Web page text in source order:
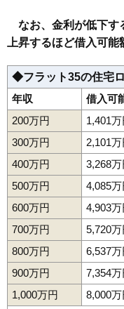
なお、金利が低下す
上昇するほど借入可能
◆フラット35の住宅
年収
借入可
200万円
1,401万
300万円
2,101万
400万円
3,268万
500万円
4,085万
600万円
4,903万
700万円
5,720万
800万円
6,537万
900万円
7,354万
1,000万円
8,000万